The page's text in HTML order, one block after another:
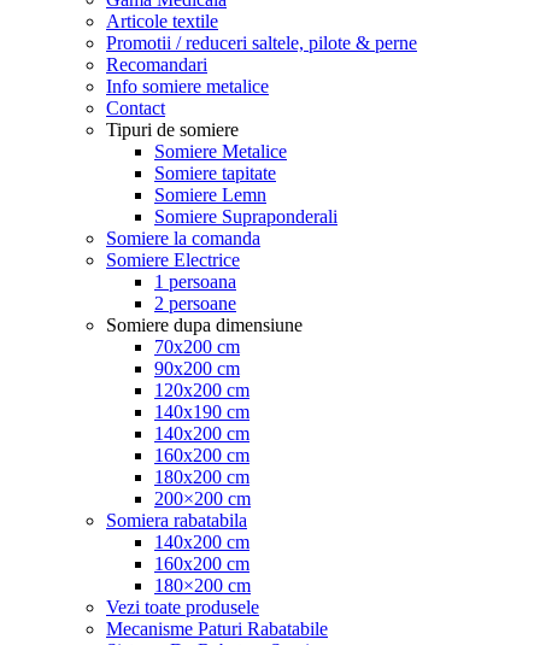
Articole textile
Promotii / reduceri saltele, pilote & perne
Recomandari
Info somiere metalice
Contact
Tipuri de somiere
Somiere Metalice
Somiere tapitate
Somiere Lemn
Somiere Supraponderali
Somiere la comanda
Somiere Electrice
1 persoana
2 persoane
Somiere dupa dimensiune
70x200 cm
90x200 cm
120x200 cm
140x190 cm
140x200 cm
160x200 cm
180x200 cm
200×200 cm
Somiera rabatabila
140x200 cm
160x200 cm
180×200 cm
Vezi toate produsele
Mecanisme Paturi Rabatabile